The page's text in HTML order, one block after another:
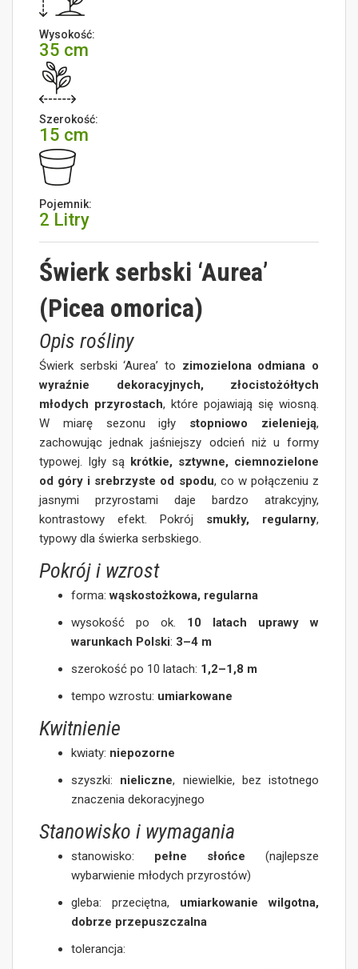
Wysokość:
35 cm
Szerokość:
15 cm
Pojemnik:
2 Litry
Świerk serbski ‘Aurea’
(Picea omorica)
Opis rośliny
Świerk serbski ‘Aurea’ to zimozielona odmiana o
wyraźnie dekoracyjnych, złocistożółtych
młodych przyrostach, które pojawiają się wiosną.
W miarę sezonu igły stopniowo zielenieją,
zachowując jednak jaśniejszy odcień niż u formy
typowej. Igły są krótkie, sztywne, ciemnozielone
od góry i srebrzyste od spodu, co w połączeniu z
jasnymi przyrostami daje bardzo atrakcyjny,
kontrastowy efekt. Pokrój smukły, regularny,
typowy dla świerka serbskiego.
Pokrój i wzrost
forma:wąskostożkowa, regularna
wysokość po ok. 10 latach uprawy w
warunkach Polski: 3–4 m
szerokość po 10 latach: 1,2–1,8 m
tempo wzrostu: umiarkowane
Kwitnienie
kwiaty: niepozorne
szyszki: nieliczne, niewielkie, bez istotnego
znaczenia dekoracyjnego
Stanowisko i wymagania
stanowisko: pełne słońce (najlepsze
wybarwienie młodych przyrostów)
gleba: przeciętna, umiarkowanie wilgotna,
dobrze przepuszczalna
tolerancja: